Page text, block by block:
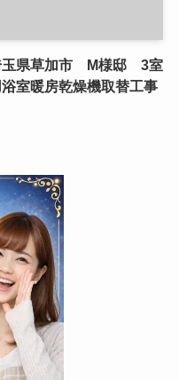
玉県草加市 M様邸 3室
浴室暖房乾燥機取替工事